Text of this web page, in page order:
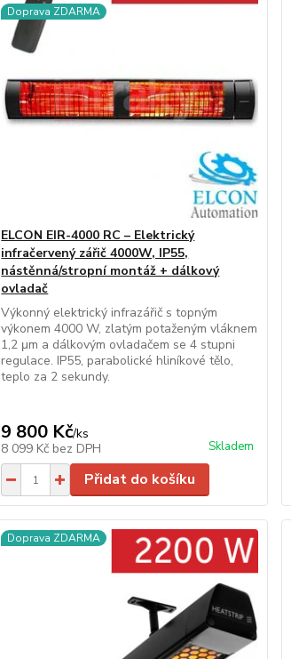
Doprava ZDARMA
ELCON EIR-4000 RC – Elektrický
infračervený zářič 4000W, IP55,
nástěnná/stropní montáž + dálkový
ovladač
Výkonný elektrický infrazářič s topným
výkonem 4000 W, zlatým potaženým vláknem
1,2 μm a dálkovým ovladačem se 4 stupni
regulace. IP55, parabolické hliníkové tělo,
teplo za 2 sekundy.
9 800 Kč/ks
8 099 Kč bez DPH Skladem
Přidat do košíku
Doprava ZDARMA